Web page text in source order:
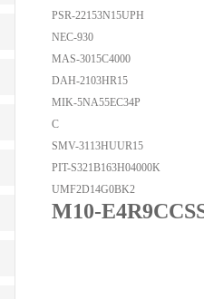
PSR-22153N15UPH
NEC-930
MAS-3015C4000
DAH-2103HR15
MIK-5NA55EC34P
C
SMV-3113HUUR15
PIT-S321B163H04000K
UMF2D14G0BK2
M10-